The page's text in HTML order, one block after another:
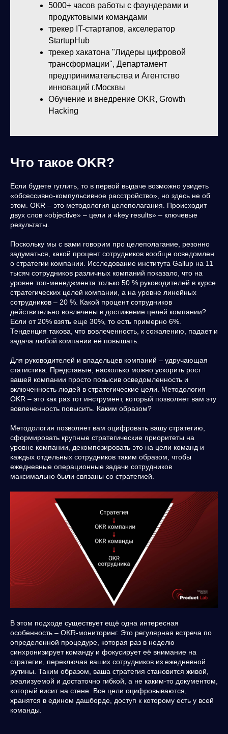
5000+ часов работы с фаундерами и
продуктовыми командами
трекер IT-стартапов, акселератор
StartupHub
трекер хакатона "Лидеры цифровой
трансформации", Департамент
предпринимательства и Агентство
инноваций г.Москвы
Обучение и внедрение OKR, Growth
Hacking
Что такое OKR?
Если будете гуглить, то в первой выдаче возможно увидеть
«обсессивно-компульсивное расстройство», но здесь не об
этом. OKR – это методология целеполагания. Происходит
двух слов «objective» – цели и «key results» – ключевые
результаты.
Поскольку мы с вами говорим про целеполагание, резонно
задуматься, какой процент сотрудников вообще осведомлен
о стратегии компании. Исследование института Gallup на 11
тысяч сотрудников различных компаний показало, что на
уровне топ-менеджмента только 50 % руководителей в курсе
стратегических целей компании, а на уровне линейных
сотрудников – 20 %. Какой процент сотрудников
действительно вовлечены в достижение целей компании?
Если от 20% взять еще 30%, то есть примерно 6%.
Тенденция такова, что вовлеченность, к сожалению, падает и
задача любой компании её повышать.
Для руководителей и владельцев компаний – удручающая
статистика. Представьте, насколько можно ускорить рост
вашей компании просто повысив осведомленность и
включенность людей в стратегические цели. Методология
OKR – это как раз тот инструмент, который позволяет вам эту
вовлеченность повысить. Каким образом?
Методология позволяет вам оцифровать вашу стратегию,
сформировать крупные стратегические приоритеты на
уровне компании, декомпозировать это на цели команд и
каждых отдельных сотрудников таким образом, чтобы
ежедневные операционные задачи сотрудников
максимально были связаны со стратегией.
В этом подходе существует ещё одна интересная
особенность – OKR-мониторинг. Это регулярная встреча по
определенной процедуре, которая раз в неделю
синхронизирует команду и фокусирует её внимание на
стратегии, переключая ваших сотрудников из ежедневной
рутины. Таким образом, ваша стратегия становится живой,
реализуемой и достаточно гибкой, а не каким-то документом,
который висит на стене. Все цели оцифровываются,
хранятся в едином дашборде, доступ к которому есть у всей
команды.